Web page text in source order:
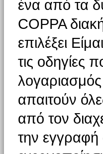
ένα από τα
COPPA
επιλέξει
τις οδηγίες
απαιτούν
από τον
την εγγραφή